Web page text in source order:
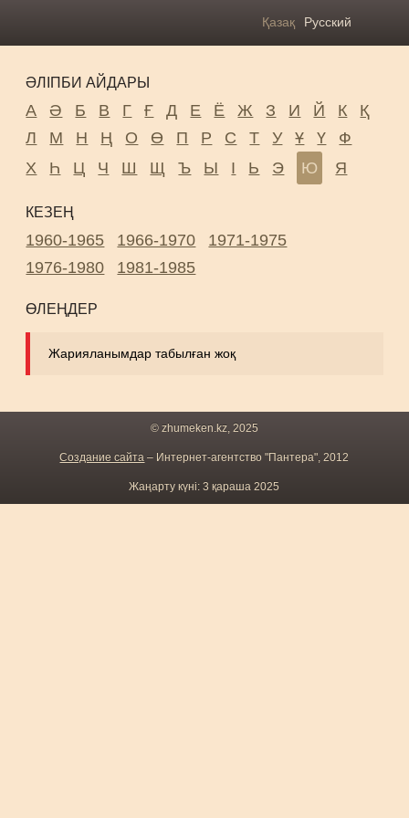
Қазақ Русский
ӘЛІПБИ АЙДАРЫ
А Ә Б В Г Ғ Д Е Ё Ж З И Й К
Қ
Л
М Н Ң О Ө П Р С Т У Ұ Ү
Ф
Х
Һ Ц Ч Ш Щ Ъ Ы І Ь Э Ю Я
КЕЗЕҢ
1960-1965 1966-1970
1971-1975
1976-1980
1981-1985
ӨЛЕҢДЕР
Жарияланымдар табылған жоқ
© zhumeken.kz, 2025
Создание сайта – Интернет-агентство "Пантера", 2012
Жаңарту күні: 3 қараша 2025